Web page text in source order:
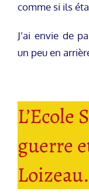
comme si ils
J’ai envie de
un peu en
L’Ecole
guerre
Loizeau.